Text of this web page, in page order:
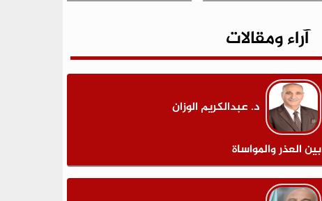
آراء ومقالات
د. عبدالكريم الوزان
بين العذر والمواساة